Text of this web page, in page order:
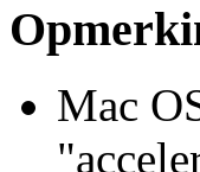
Mac